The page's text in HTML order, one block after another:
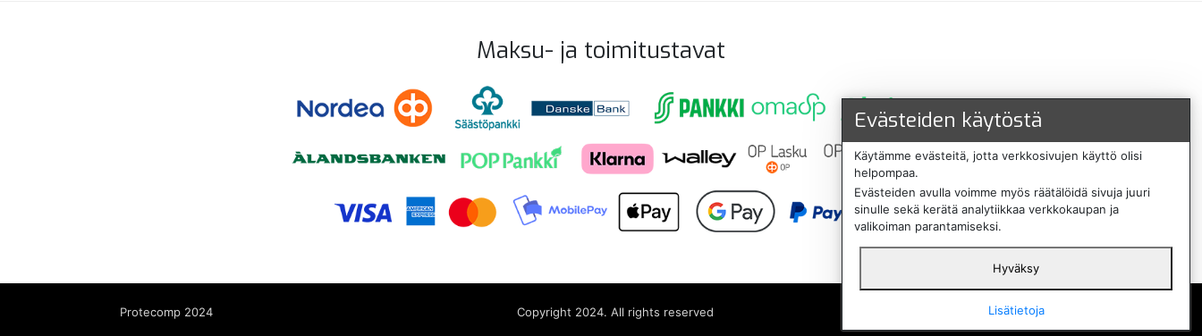
Maksu- ja toimitustavat
Protecomp 2024 Copyright 2024. All rights reserved
Svenska
Evästeiden käytöstä
Käytämme evästeitä, jotta verkkosivujen käyttö olisi
helpompaa.
Evästeiden avulla voimme myös räätälöidä sivuja juuri
sinulle sekä kerätä analytiikkaa verkkokaupan ja
valikoiman parantamiseksi.
Hyväksy
Lisätietoja